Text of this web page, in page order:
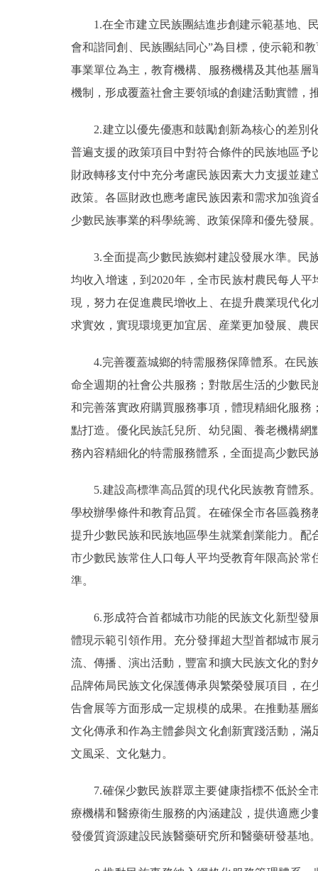
1.在全市建立民族團結進步創建示範基地、民
會和諧同創、民族團結同心”為目標，使示範和
事業單位為主，教育機構、服務機構及其他基
機制，形成覆蓋社會主要領域的創建活動實體，
2.建立以優先優惠和鼓勵創新為核心的差別化
普遍支援的政策項目中對符合條件的民族地區
財政轉移支付中充分考慮民族因素大力支援並
政策。各區財政也應考慮民族因素和需求加強
少數民族事業的科學統籌、政策保障和優先發展
3.全面提高少數民族鄉村建設發展水準。民族
均收入增速，到2020年，全市民族村農民每人
現，努力在促進農民增收上、在提升農業現代
求實效，實現環境更加宜居、産業更加發展、農
4.完善覆蓋城鄉的特需服務保障體系。在民族
命全週期的社會公共服務；對散居生活的少數
和完善落實政府購買服務事項，體現精細化服
點打造。優化民族託兒所、幼兒園、養老機構
務內容精細化的特需服務體系，全面提高少數民
5.建設高標準高品質的現代化民族教育體系。
學校辦學條件和教育品質。在確保全市各區義
提升少數民族和民族地區學生就業創業能力。
市少數民族常住人口每人平均受教育年限高於
準。
6.形成符合首都城市功能的民族文化新型發展
體現示範引領作用。充分發揮超大型首都城市
流、傳播、演出活動，豐富和擴大民族文化的
品牌佈局民族文化保護傳承與繁榮發展項目，
告會展等方面形成一定規模的成果。在推動基
文化傳承和作為主體參與文化創新實踐活動，
文風采、文化魅力。
7.確保少數民族群眾主要健康指標不低於全市
療機構和醫療衛生服務的內涵建設，提供適應
發優質資源建設民族醫藥研究所和醫藥研發基地